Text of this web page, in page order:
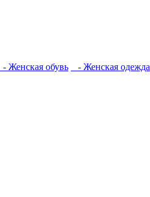
- Женская обувь - Женская одежда